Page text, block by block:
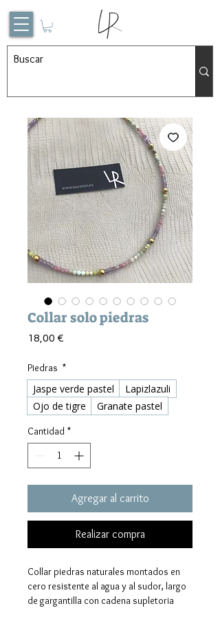
Collar solo piedras
18,00 €
Piedras *
Jaspe verde pastel
Lapizlazuli
Ojo de tigre
Granate pastel
Cantidad *
Agregar al carrito
Realizar compra
Collar piedras naturales montados en
cero resistente al agua y al sudor, largo
de gargantilla con cadena supletoria